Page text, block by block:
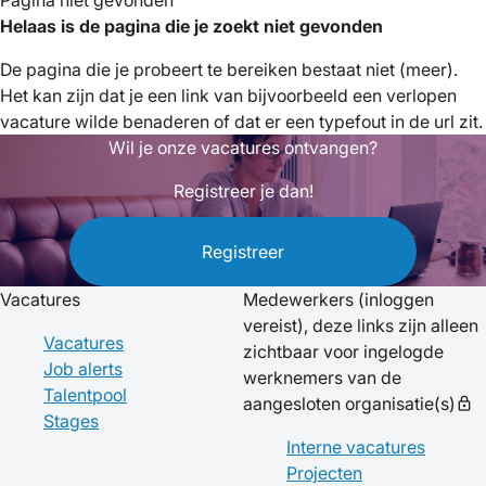
Helaas is de pagina die je zoekt niet gevonden
De pagina die je probeert te bereiken bestaat niet (meer).
Het kan zijn dat je een link van bijvoorbeeld een verlopen
vacature wilde benaderen of dat er een typefout in de url zit.
Wil je onze vacatures ontvangen?
Registreer je dan!
Registreer
Vacatures
Vacatures
Job alerts
Talentpool
Stages
Medewerkers (inloggen
vereist), deze links zijn alleen
zichtbaar voor ingelogde
werknemers van de
aangesloten organisatie(s) lock
Interne vacatures
Projecten